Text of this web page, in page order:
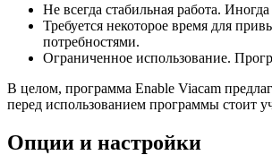
Не всегда стабильная работа.
Требуется некоторое время для
потребностями.
Ограниченное использование.
В целом, программа Enable Viacam
перед использованием программы стоит
Опции и настройки